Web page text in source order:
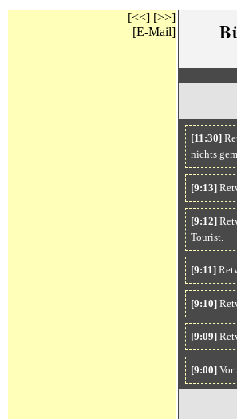
[<<] [>>]
[E-Mail]
[11:30]
nichts
[9:13]
[9:12]
Tourist.
[9:11]
[9:10]
[9:09]
[9:00]Vor